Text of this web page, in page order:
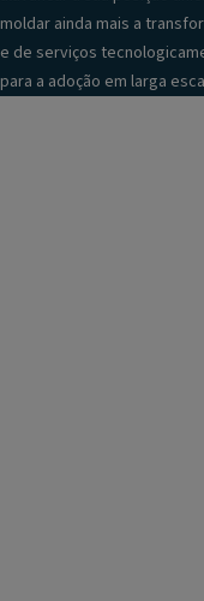
moldar ainda mais a
e de serviços
para a adoção em larga